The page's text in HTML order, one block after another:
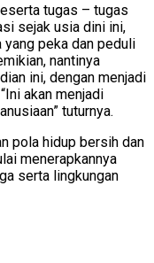
tugas – tugas
sejak usia dini ini,
peka dan peduli
nantinya
ini, dengan menjadi
akan menjadi
tuturnya.
pola hidup bersih dan
menerapkannya
serta lingkungan